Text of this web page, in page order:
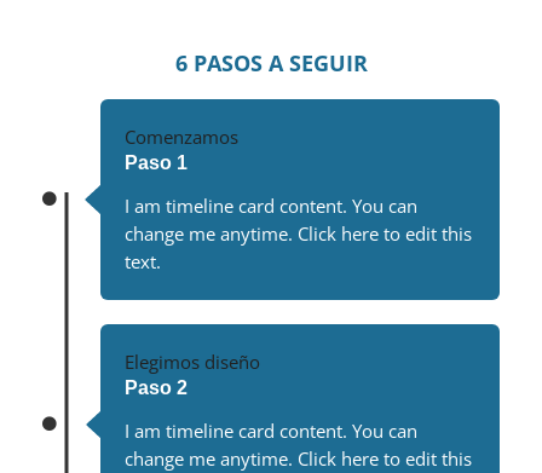
6 PASOS A SEGUIR
Comenzamos
Paso 1
I am timeline card content. You can
change me anytime. Click here to edit this
text.
Elegimos diseño
Paso 2
I am timeline card content. You can
change me anytime. Click here to edit this